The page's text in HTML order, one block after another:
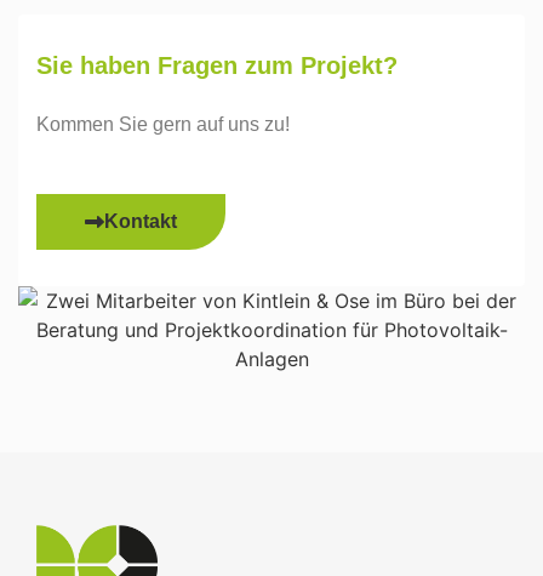
Sie haben Fragen zum Projekt?
Kommen Sie gern auf uns zu!
Kontakt